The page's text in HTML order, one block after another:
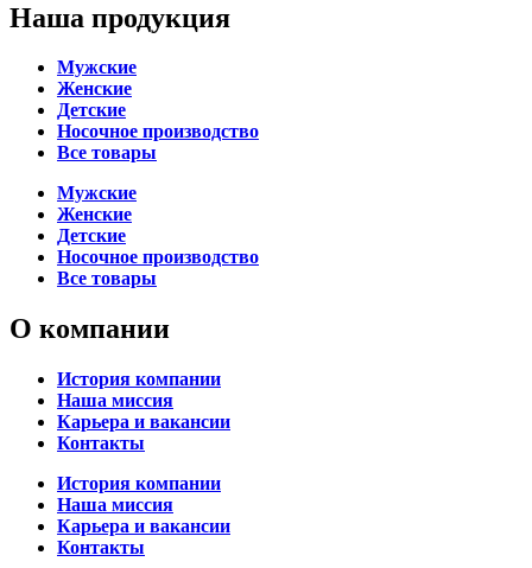
Наша продукция
Мужские
Женские
Детские
Носочное производство
Все товары
Мужские
Женские
Детские
Носочное производство
Все товары
О компании
История компании
Наша миссия
Карьера и вакансии
Контакты
История компании
Наша миссия
Карьера и вакансии
Контакты